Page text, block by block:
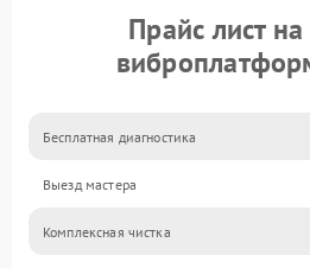
Прайс лист
Бесплатная диагностика
Выезд мастера
Комплексная чистка